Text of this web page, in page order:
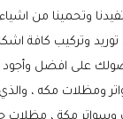
وتحمينا من
توريد وتركيب كافة
على افضل وأجود
ومظلات مكه ،